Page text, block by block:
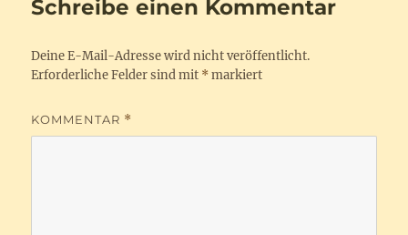
Schreibe einen Kommentar
Deine E-Mail-Adresse wird nicht veröffentlicht.
Erforderliche Felder sind mit * markiert
KOMMENTAR *